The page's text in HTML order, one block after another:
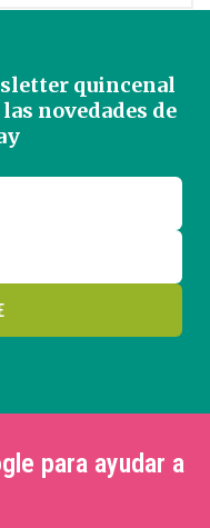
quincenal
novedades de
para ayudar a